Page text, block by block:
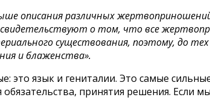
описания различных
свидетельствуют о том, что все
существования, поэтому, до
и блаженства».
это язык и гениталии. Это самые
обязательства, принятия решения.